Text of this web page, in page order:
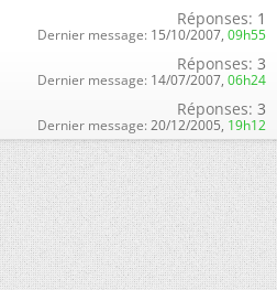
Réponses: 1
Dernier message: 15/10/2007, 09h55
Réponses: 3
Dernier message: 14/07/2007, 06h24
Réponses: 3
Dernier message: 20/12/2005, 19h12